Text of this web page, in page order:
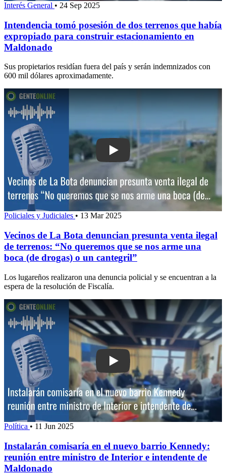
Interés General • 24 Sep 2025
Intendencia tomó posesión de dos terrenos que había
expropiado para construir estacionamiento en
Maldonado
Sus propietarios residían fuera del país y serán indemnizados con
600 mil dólares aproximadamente.
Play: Vecinos de La Bota denuncian
Policiales y Judiciales • 13 Mar 2025
Vecinos de La Bota denuncian presunta venta ilegal
de terrenos: “No queremos que se nos arme una
boca (de drogas) o un cantegril”
Los lugareños realizaron una denuncia policial y se encuentran a la
espera de la resolución de Fiscalía.
Play: Instalarán comisaría en el
Política • 11 Jun 2025
Instalarán comisaría en el nuevo barrio Kennedy:
reunión entre ministro de Interior e intendente de
Maldonado